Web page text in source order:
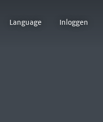
Language Inloggen